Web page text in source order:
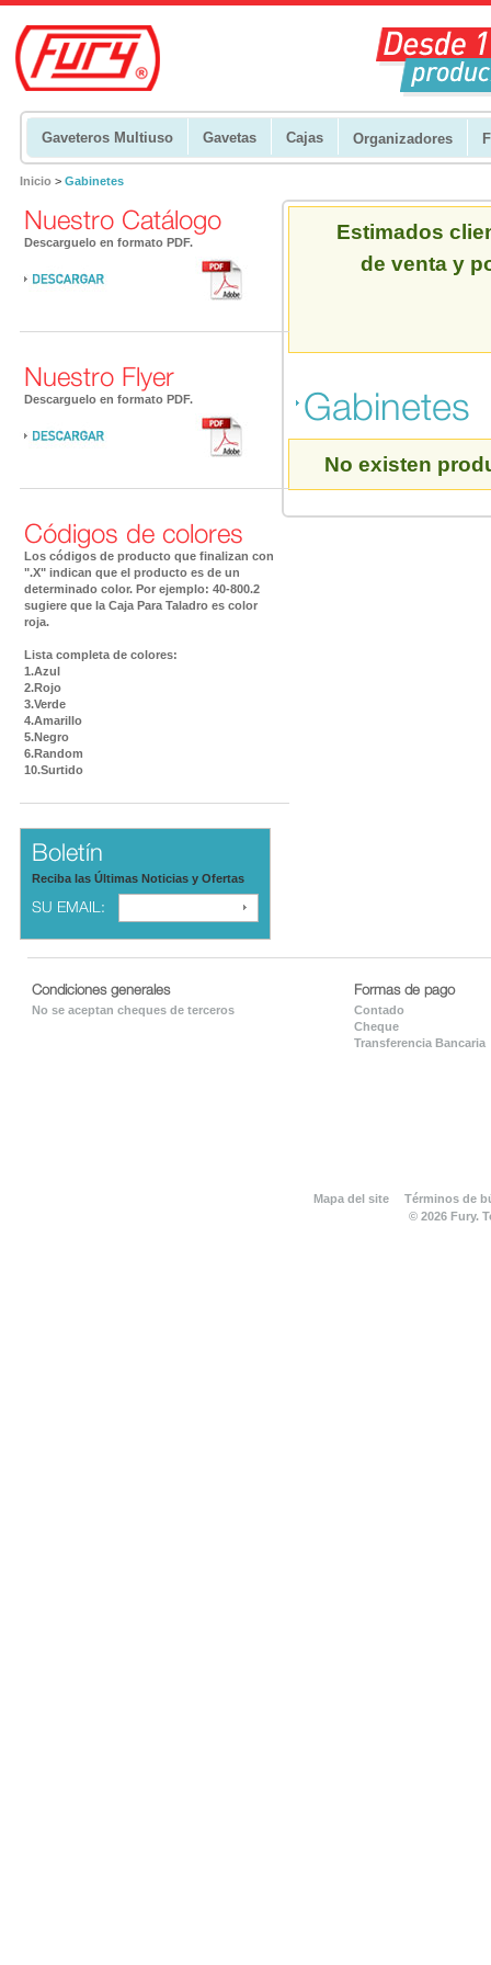
Gaveteros Multiuso Gavetas Cajas Organizadores
Inicio > Gabinetes
Estimados
de venta y
Gabinetes
No existen
Nuestro Catálogo
Descarguelo en formato PDF.
Nuestro Flyer
Descarguelo en formato PDF.
Códigos de colores
Los códigos de producto que finalizan con
".X" indican que el producto es de un
determinado color. Por ejemplo: 40-800.2
sugiere que la Caja Para Taladro es color
roja.
Lista completa de colores:
1.Azul
2.Rojo
3.Verde
4.Amarillo
5.Negro
6.Random
10.Surtido
Boletín
Reciba las Últimas Noticias y Ofertas
SU EMAIL:
Condiciones generales
No se aceptan cheques de terceros
Formas de pago
Contado
Cheque
Transferencia Bancaria
Mapa del site
Términos de
© 2026 Fury.